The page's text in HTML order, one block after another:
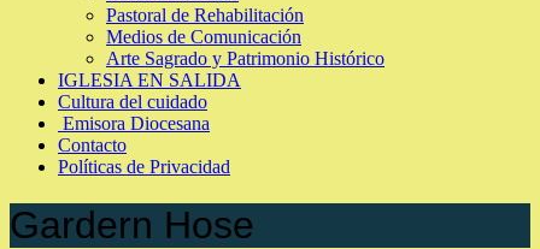
Pastoral de Rehabilitación
Medios de Comunicación
Arte Sagrado y Patrimonio Histórico
IGLESIA EN SALIDA
Cultura del cuidado
Emisora Diocesana
Contacto
Políticas de Privacidad
Gardern Hose